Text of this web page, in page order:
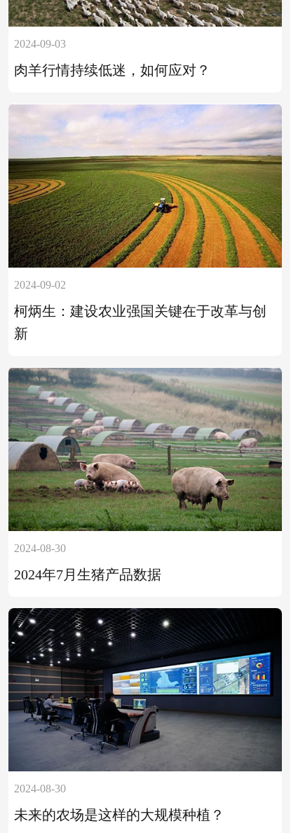
2024-09-03
肉羊行情持续低迷，如何应对？
2024-09-02
柯炳生：建设农业强国关键在于改革与创
新
2024-08-30
2024年7月生猪产品数据
2024-08-30
未来的农场是这样的大规模种植？